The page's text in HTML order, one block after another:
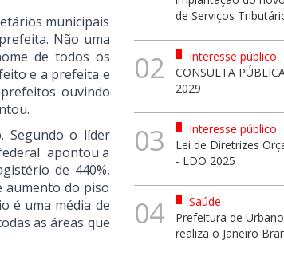
municipais
Não uma
de todos os
e a prefeita e
ouvindo
Segundo o líder
apontou a
de 440%,
aumento do piso
é uma média de
as áreas que
de Serviços
02
Interesse público
CONSULTA
2029
03
Interesse público
Lei de Diretrizes
- LDO 2025
04
Saúde
Prefeitura de
realiza o Janeiro